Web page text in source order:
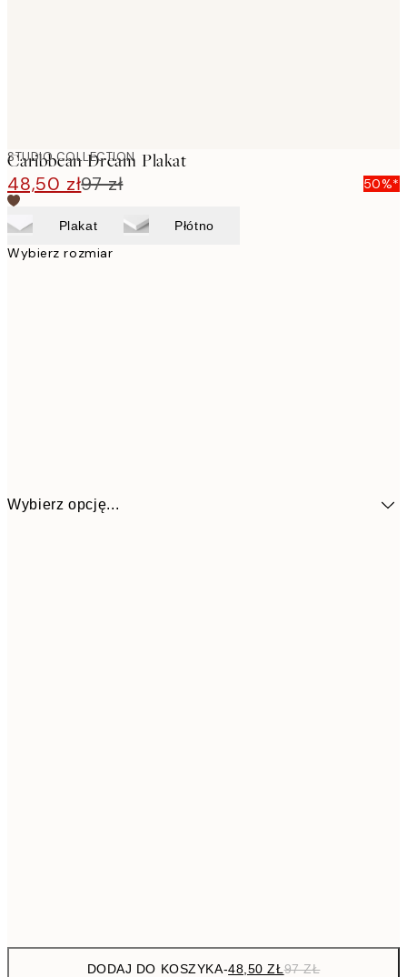
STUDIO COLLECTION
Caribbean Dream Plakat
48,50 zł97 zł 50%*
Plakat Płótno
Wybierz rozmiar
Wybierz opcję...
DODAJ DO KOSZYKA-48,50 ZŁ97 ZŁ